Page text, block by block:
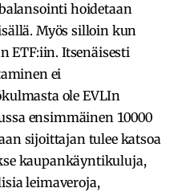
hoidetaan
Myös silloin kun
ETF:iin. Itsenäisesti
ei
ole EVLIn
ensimmäinen 10000
sijoittajan tulee katsoa
kaupankäyntikuluja,
leimaveroja,